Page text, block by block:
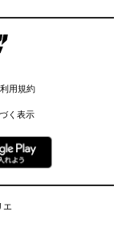
用規約
く表示
エ